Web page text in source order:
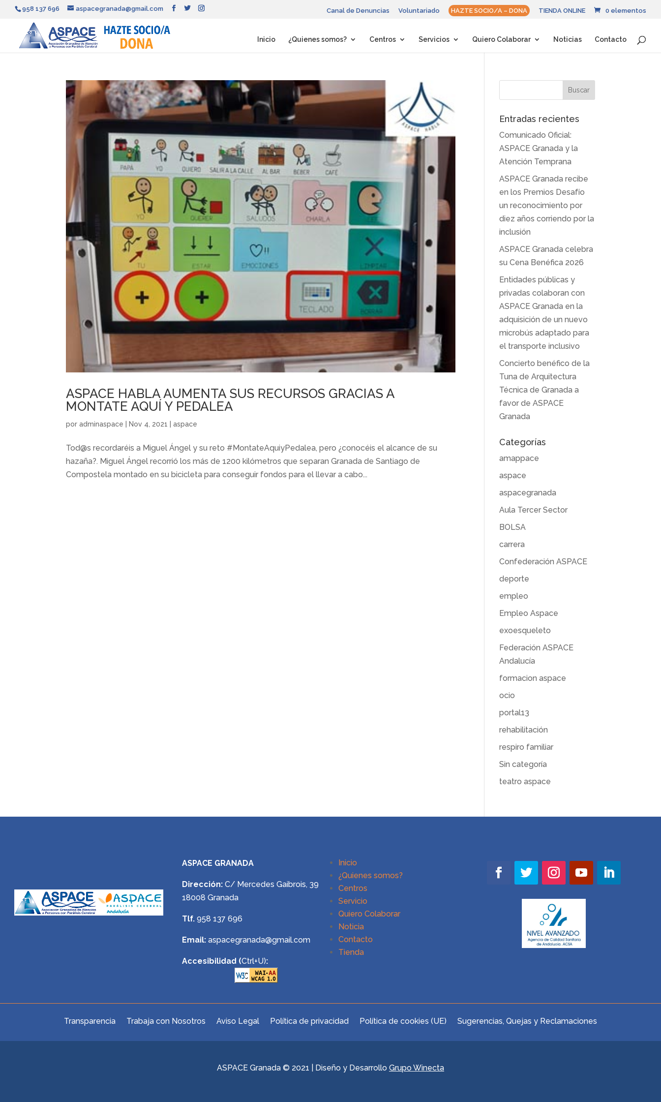
958 137 696 aspacegranada@gmail.com Canal de Denuncias Voluntariado HAZTE SOCIO/A – DONA TIENDA ONLINE 0 elementos
Inicio ¿Quienes somos? Centros Servicios Quiero Colaborar Noticias Contacto
ASPACE HABLA AUMENTA SUS RECURSOS GRACIAS A
MONTATE AQUÍ Y PEDALEA
poradminaspace Nov 4, 2021 |aspace
Tod@s recordaréis a Miguel Ángel y su reto #MontateAquiyPedalea, pero ¿conocéis el alcance de su
hazaña?. Miguel Ángel recorrió los más de 1200 kilómetros que separan Granada de Santiago de
Compostela montado en su bicicleta para conseguir fondos para el llevar a cabo...
Entradas recientes
Comunicado Oficial:
ASPACE Granada y la
Atención Temprana
ASPACE Granada recibe
en los Premios Desafío
un reconocimiento por
diez años corriendo por la
inclusión
ASPACE Granada celebra
su Cena Benéfica 2026
Entidades públicas y
privadas colaboran con
ASPACE Granada en la
adquisición de un nuevo
microbús adaptado para
el transporte inclusivo
Concierto benéfico de la
Tuna de Arquitectura
Técnica de Granada a
favor de ASPACE
Granada
Categorías
amappace
aspace
aspacegranada
Aula Tercer Sector
BOLSA
carrera
Confederación ASPACE
deporte
empleo
Empleo Aspace
exoesqueleto
Federación ASPACE
Andalucía
formacion aspace
ocio
portal13
rehabilitación
respiro familiar
Sin categoría
teatro aspace
ASPACE GRANADA
Dirección: C/ Mercedes Gaibrois, 39
18008 Granada
Tlf. 958 137 696
Email: aspacegranada@gmail.com
Accesibilidad (Ctrl+U):
Inicio
¿Quienes somos?
Centros
Servicio
Quiero Colaborar
Noticia
Contacto
Tienda
Transparencia Trabaja con Nosotros Aviso Legal Política de privacidad Política de cookies (UE) Sugerencias, Quejas y Reclamaciones
ASPACE Granada © 2021 | Diseño y Desarrollo Grupo Winecta